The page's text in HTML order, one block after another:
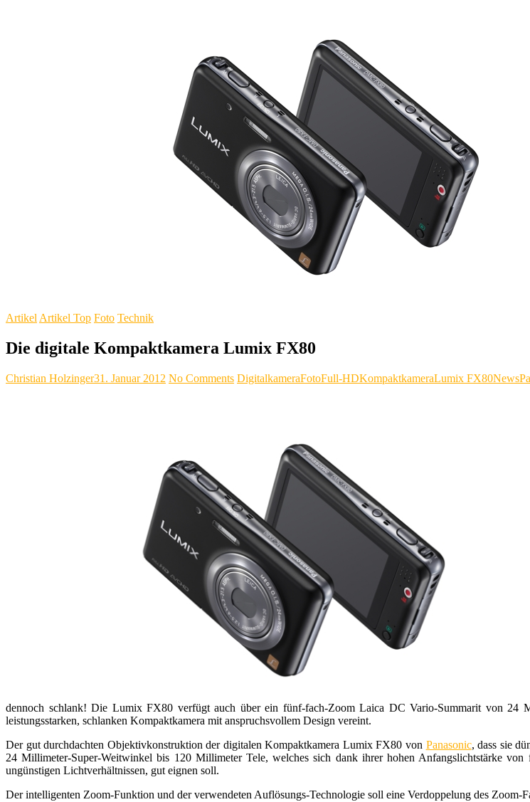
ArtikelArtikel Top Foto Technik
Die digitale Kompaktkamera Lumix FX80
Christian Holzinger31. Januar 2012 No Comments DigitalkameraFotoFull-HDKompaktkameraLumix FX80News
dennoch schlank! Die Lumix FX80 verfügt auch über ein fünf-fach-Zoom Laica DC Vario-Summarit von
leistungsstarken, schlanken Kompaktkamera mit anspruchsvollem Design vereint.
Der gut durchdachten Objektivkonstruktion der digitalen Kompaktkamera Lumix FX80 von Panasonic, dass sie
24 Millimeter-Super-Weitwinkel bis 120 Millimeter Tele, welches sich dank ihrer hohen Anfangslichtstärke
ungünstigen Lichtverhältnissen, gut eignen soll.
Der intelligenten Zoom-Funktion und der verwendeten Auflösungs-Technologie soll eine Verdoppelung des Zoom-